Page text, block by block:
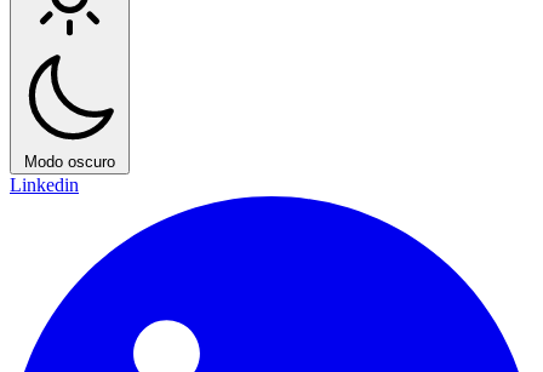
Modo oscuro
Linkedin